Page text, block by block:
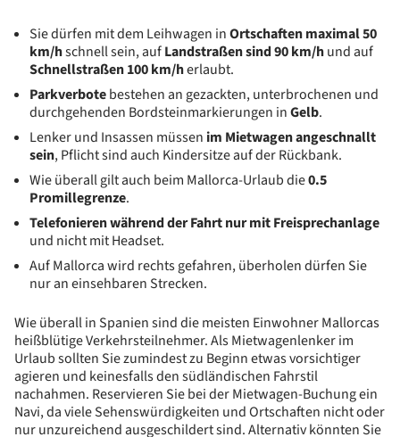
Sie dürfen mit dem Leihwagen inOrtschaften maximal 50
km/hschnell sein, aufLandstraßen sind 90 km/hund auf
Schnellstraßen 100 km/herlaubt.
Parkverbotebestehen an gezackten, unterbrochenen und
durchgehenden Bordsteinmarkierungen inGelb.
Lenker und Insassen müssen im Mietwagen angeschnallt
sein, Pflicht sind auch Kindersitze auf der Rückbank.
Wie überall gilt auch beim Mallorca-Urlaub die0.5
Promillegrenze.
Telefonieren während der Fahrt nur mit Freisprechanlage
und nicht mit Headset.
Auf Mallorca wird rechts gefahren, überholen dürfen Sie
nur an einsehbaren Strecken.
Wie überall in Spanien sind die meisten Einwohner Mallorcas
heißblütige Verkehrsteilnehmer. Als Mietwagenlenker im
Urlaub sollten Sie zumindest zu Beginn etwas vorsichtiger
agieren und keinesfalls den südländischen Fahrstil
nachahmen. Reservieren Sie bei der Mietwagen-Buchung ein
Navi, da viele Sehenswürdigkeiten und Ortschaften nicht oder
nur unzureichend ausgeschildert sind. Alternativ könnten Sie